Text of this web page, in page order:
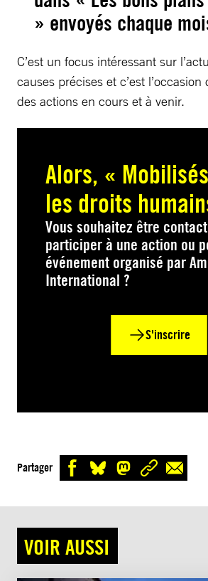
» envoyés chaque
C’est un focus intéressant sur
causes précises et c’est l’occasion
des actions en cours et à venir.
Alors, «
les droits
Vous souhaitez être
participer à une action ou
événement organisé par
International ?
S'inscrire
Partager
VOIR AUSSI